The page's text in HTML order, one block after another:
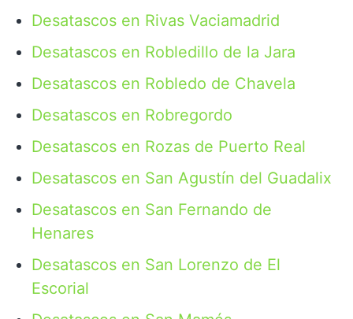
Desatascos en Rivas Vaciamadrid
Desatascos en Robledillo de la Jara
Desatascos en Robledo de Chavela
Desatascos en Robregordo
Desatascos en Rozas de Puerto Real
Desatascos en San Agustín del Guadalix
Desatascos en San Fernando de
Henares
Desatascos en San Lorenzo de El
Escorial